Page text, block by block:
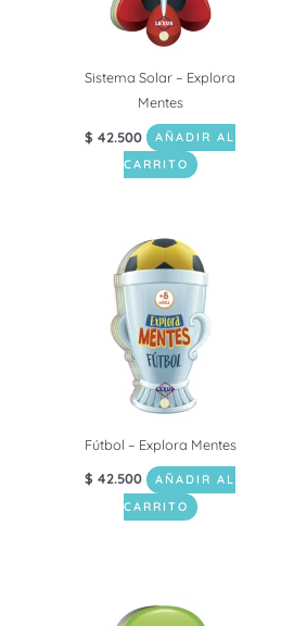
Sistema Solar – Explora
Mentes
$ 42.500
AÑADIR AL
CARRITO
Fútbol – Explora Mentes
$ 42.500
AÑADIR AL
CARRITO